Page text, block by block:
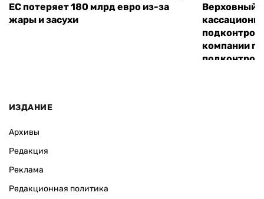
ЕС потеряет 180 млрд евро из-за
жары и засухи
Верховный
компании
ИЗДАНИЕ
Архивы
Редакция
Реклама
Редакционная политика